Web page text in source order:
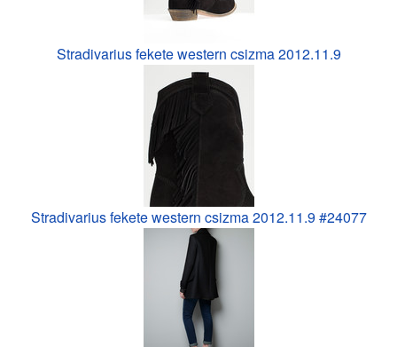
Stradivarius fekete western csizma 2012.11.9
Stradivarius fekete western csizma 2012.11.9 #24077